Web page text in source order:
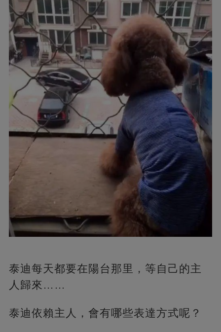
泰迪每天都要在陽台那里，等自己的主
人歸來……
泰迪依賴主人，會有哪些表達方式呢？